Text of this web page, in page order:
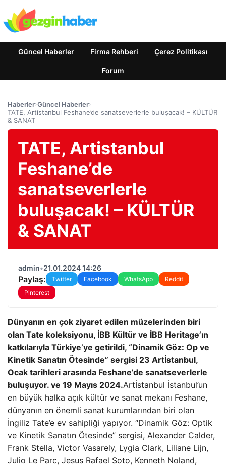
Güncel Haberler Firma Rehberi Çerez Politikası
Forum
Haberler›Güncel Haberler›
TATE, Artistanbul Feshane’de sanatseverlerle buluşacak! – KÜLTÜR
& SANAT
TATE, Artistanbul
Feshane’de
sanatseverlerle
buluşacak! – KÜLTÜR
& SANAT
admin•21.01.2024 14:26
Paylaş: Twitter Facebook WhatsApp
Reddit
Pinterest
Dünyanın en çok ziyaret edilen müzelerinden biri
olan Tate koleksiyonu, İBB Kültür ve İBB Heritage’ın
katkılarıyla Türkiye’ye getirildi, “Dinamik Göz: Op ve
Kinetik Sanatın Ötesinde” sergisi 23 Artİstanbul,
Ocak tarihleri ​​arasında Feshane’de sanatseverlerle
buluşuyor. ve 19 Mayıs 2024.Artİstanbul İstanbul’un
en büyük halka açık kültür ve sanat mekanı Feshane,
dünyanın en önemli sanat kurumlarından biri olan
İngiliz Tate’e ev sahipliği yapıyor. “Dinamik Göz: Optik
ve Kinetik Sanatın Ötesinde” sergisi, Alexander Calder,
Frank Stella, Victor Vasarely, Lygia Clark, Liliane Lijn,
Julio Le Parc, Jesus Rafael Soto, Kenneth Noland,